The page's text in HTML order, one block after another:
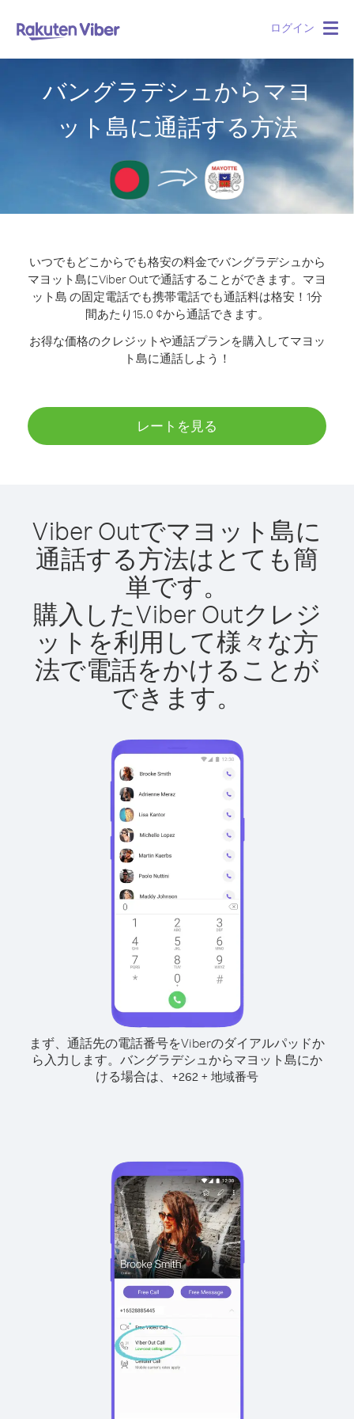
ログイン
バングラデシュからマヨ
ット島に通話する方法
いつでもどこからでも格安の料金でバングラデシュから
マヨット島にViber Outで通話することができます。 マヨ
ット島 の固定電話でも携帯電話でも通話料は格安！1分
間あたり15.0 ¢から通話できます。
お得な価格のクレジットや通話プランを購入してマヨッ
ト島に通話しよう！
レートを見る
Viber Outでマヨット島に
通話する方法はとても簡
単です。
購入したViber Outクレジ
ットを利用して様々な方
法で電話をかけることが
できます。
まず、通話先の電話番号をViberのダイアルパッドか
ら入力します。 バングラデシュからマヨット島にか
ける場合は、 +262 + 地域番号